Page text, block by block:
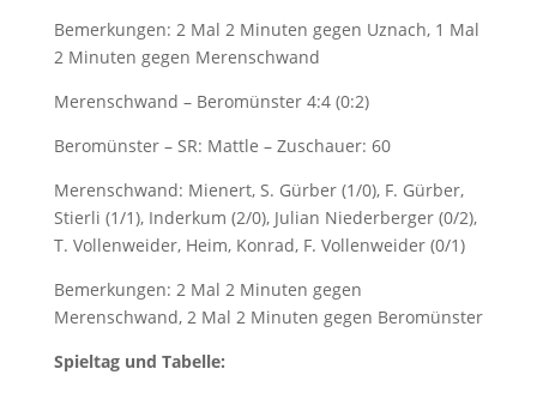
Bemerkungen: 2 Mal 2 Minuten gegen Uznach, 1 Mal
2 Minuten gegen Merenschwand
Merenschwand – Beromünster 4:4 (0:2)
Beromünster – SR: Mattle – Zuschauer: 60
Merenschwand: Mienert, S. Gürber (1/0), F. Gürber,
Stierli (1/1), Inderkum (2/0), Julian Niederberger (0/2),
T. Vollenweider, Heim, Konrad, F. Vollenweider (0/1)
Bemerkungen: 2 Mal 2 Minuten gegen
Merenschwand, 2 Mal 2 Minuten gegen Beromünster
Spieltag und Tabelle: